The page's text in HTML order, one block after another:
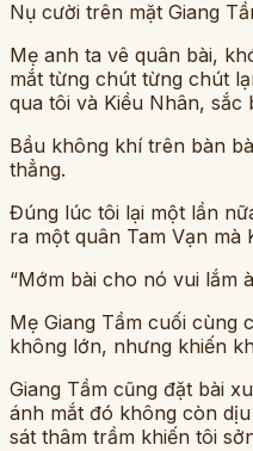
Nụ cười trên mặt Giang
Mẹ anh ta vê quân bài,
mắt từng chút từng chút
qua tôi và Kiều Nhân, sắc
Bầu không khí trên bàn
thẳng.
Đúng lúc tôi lại một lần
ra một quân Tam Vạn mà
“Mớm bài cho nó vui lắm
Mẹ Giang Tầm cuối cùng
không lớn, nhưng khiến
Giang Tầm cũng đặt bài
ánh mắt đó không còn
sát thâm trầm khiến tôi